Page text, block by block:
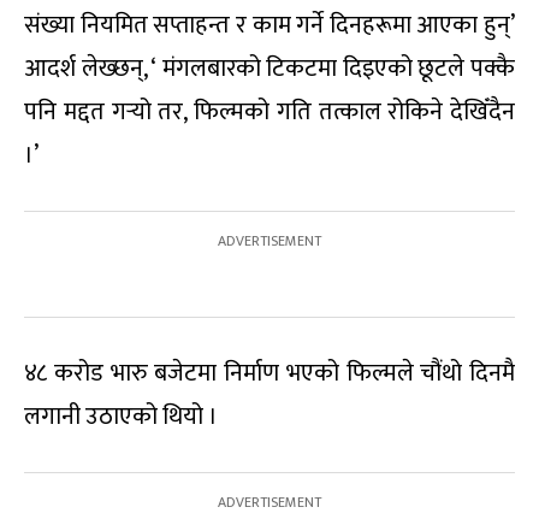
संख्या नियमित सप्ताहन्त र काम गर्ने दिनहरूमा आएका हुन्’
आदर्श लेख्छन्, ‘ मंगलबारको टिकटमा दिइएको छूटले पक्कै
पनि मद्दत गर्‍यो तर, फिल्मको गति तत्काल रोकिने देखिँदैन
।’
४८ करोड भारु बजेटमा निर्माण भएको फिल्मले चौंथो दिनमै
लगानी उठाएको थियो ।